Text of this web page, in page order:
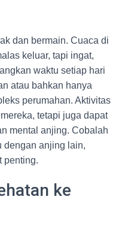
dan bermain. Cuaca di
keluar, tapi ingat,
waktu setiap hari
atau bahkan hanya
perumahan. Aktivitas
tetapi juga dapat
mental anjing. Cobalah
dengan anjing lain,
penting.
ke